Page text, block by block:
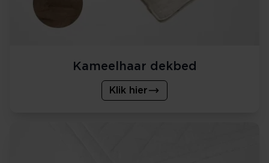
Kameelhaar dekbed
Klik hier